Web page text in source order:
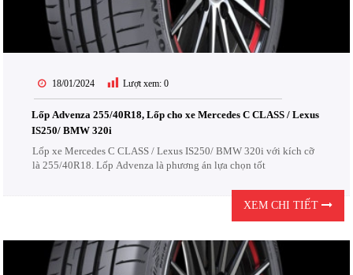
18/01/2024 Lượt xem: 0
Lốp Advenza 255/40R18, Lốp cho xe Mercedes C CLASS / Lexus
IS250/ BMW 320i
Lốp xe Mercedes C CLASS / Lexus IS250/ BMW 320i với kích cỡ
là 255/40R18. Lốp Advenza là phương án lựa chọn tốt
XEM CHI TIẾT